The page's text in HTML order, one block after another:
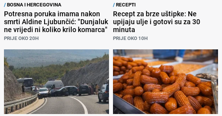
/BOSNA I HERCEGOVINA
Potresna poruka imama nakon
smrti Aldine Ljubunčić: "Dunjaluk
ne vrijedi ni koliko krilo komarca"
PRIJE OKO 20H
/RECEPTI
Recept za brze uštipke: Ne
upijaju ulje i gotovi su za 30
minuta
PRIJE OKO 10H